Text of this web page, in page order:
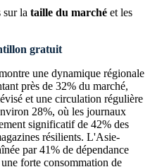
sur la taille du marché et les
gratuit
une dynamique régionale
près de 32% du marché,
et une circulation régulière
28%, où les journaux
significatif de 42% des
résilients. L'Asie-
par 41% de dépendance
forte consommation de